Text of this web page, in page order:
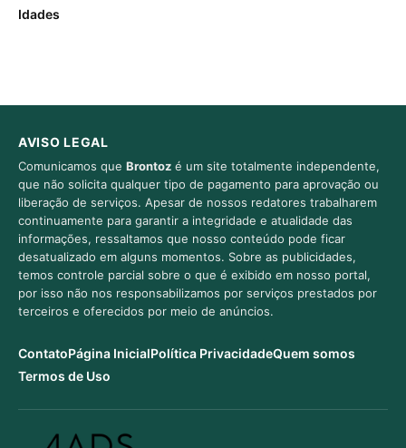
Idades
AVISO LEGAL
Comunicamos que Brontoz é um site totalmente independente,
que não solicita qualquer tipo de pagamento para aprovação ou
liberação de serviços. Apesar de nossos redatores trabalharem
continuamente para garantir a integridade e atualidade das
informações, ressaltamos que nosso conteúdo pode ficar
desatualizado em alguns momentos. Sobre as publicidades,
temos controle parcial sobre o que é exibido em nosso portal,
por isso não nos responsabilizamos por serviços prestados por
terceiros e oferecidos por meio de anúncios.
ContatoPágina InicialPolítica PrivacidadeQuem somos
Termos de Uso